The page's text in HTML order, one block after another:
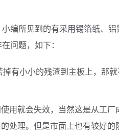
编所见到的有采用锡箔纸、
问题，如下：
有小小的残渣到主板上，那
用就会失效，当然这是从工
处理。但是市面上也有较好